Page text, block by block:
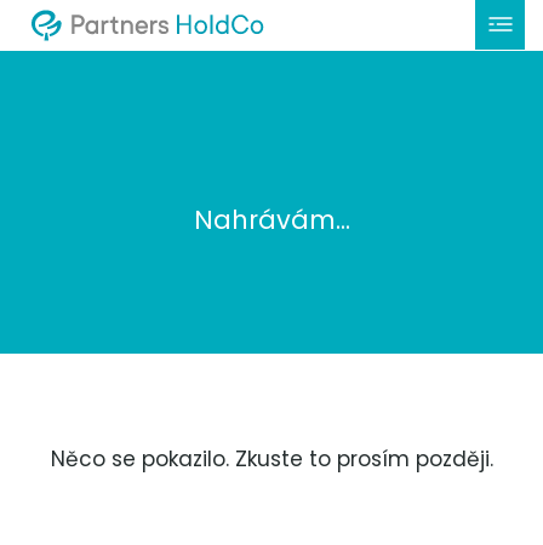
Nahrávám...
Něco se pokazilo. Zkuste to prosím později.